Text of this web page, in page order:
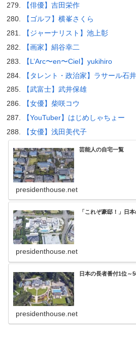
【俳優】吉田栄作
【ゴルフ】横峯さくら
【ジャーナリスト】池上彰
【画家】絹谷幸二
【L’Arc〜en〜Ciel】yukihiro
【タレント・政治家】ラサール石井
【武富士】武井保雄
【女優】柴咲コウ
【YouTuber】はじめしゃちょー
【女優】浅田美代子
芸能人の自宅一覧
presidenthouse.net
「これぞ豪邸！」日
presidenthouse.net
日本の長者番付1位～
presidenthouse.net